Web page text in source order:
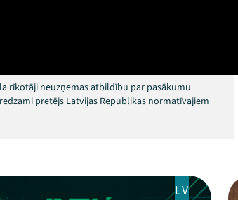
rīkotāji neuzņemas atbildību par pasākumu
pretējs Latvijas Republikas normatīvajiem
LV